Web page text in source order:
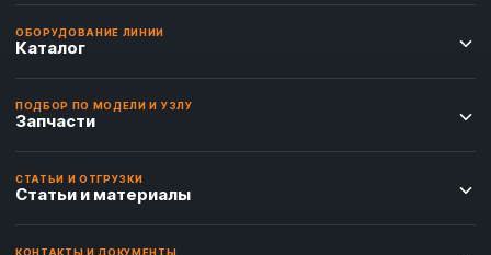
ОБОРУДОВАНИЕ ЛИНИИ
Каталог
ПОДБОР ПО МОДЕЛИ И УЗЛУ
Запчасти
СТАТЬИ И ОТГРУЗКИ
Статьи и материалы
КОНТАКТЫ И ДОКУМЕНТЫ